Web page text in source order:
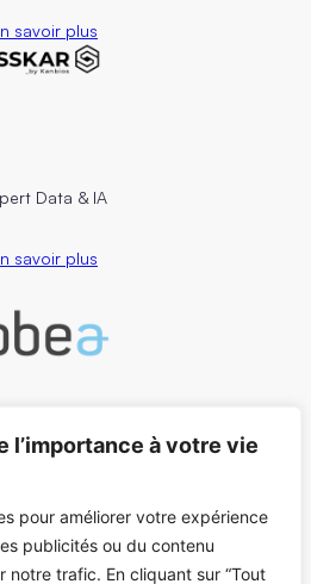
l’importance à votre vie
pour améliorer votre expérience
publicités ou du contenu
notre trafic. En cliquant sur “Tout
savoir plus
Data & IA
savoir plus
ez-nous